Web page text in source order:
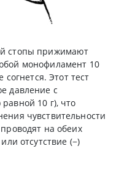
стопы прижимают
монофиламент 10
Этот тест
давление с
10 г), что
чувствительности
на обеих
отсутствие (−)